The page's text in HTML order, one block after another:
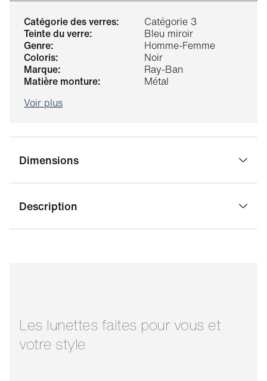
catégorie des verres:
Catégorie 3
teinte du verre:
Bleu miroir
genre:
Homme-Femme
coloris:
Noir
marque:
Ray-Ban
matière monture:
Métal
Voir plus
Dimensions
largeur pont:
Description
Les lunettes faites pour vous et
votre style